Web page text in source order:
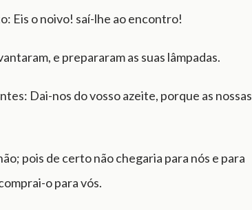
Eis o noivo! saí-lhe ao encontro!
e prepararam as suas lâmpadas.
Dai-nos do vosso azeite, porque as nossas
pois de certo não chegaria para nós e para
o para vós.